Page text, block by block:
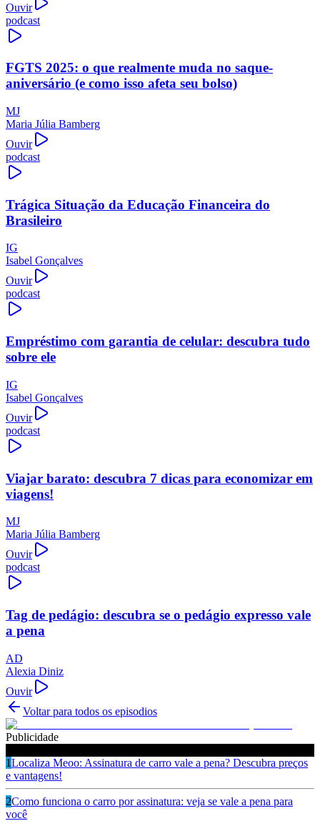
Ouvir
podcast
FGTS 2025: o que realmente muda no saque-
aniversário (e como isso afeta seu bolso)
MJ
Maria Júlia Bamberg
Ouvir
podcast
Trágica Situação da Educação Financeira do
Brasileiro
IG
Isabel Gonçalves
Ouvir
podcast
Empréstimo com garantia de celular: descubra tudo
sobre ele
IG
Isabel Gonçalves
Ouvir
podcast
Viajar barato: descubra 7 dicas para economizar em
viagens!
MJ
Maria Júlia Bamberg
Ouvir
podcast
Tag de pedágio: descubra se o pedágio expresso vale
a pena
AD
Alexia Diniz
Ouvir
Voltar para todos os episodios
Publicidade
1Localiza Meoo: Assinatura de carro vale a pena? Descubra preços
e vantagens!
2Como funciona o carro por assinatura: veja se vale a pena para
você